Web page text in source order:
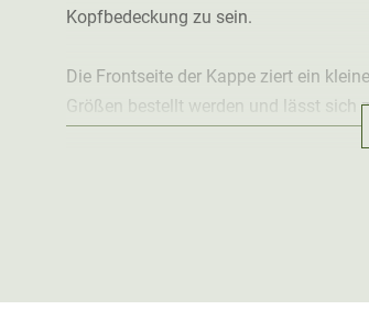
Kopfbedeckung zu sein.
Die Frontseite der Kappe ziert ein
Größen bestellt werden und lässt sich
an